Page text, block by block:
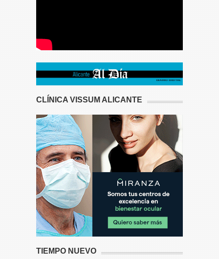
CLÍNICA VISSUM ALICANTE
TIEMPO NUEVO